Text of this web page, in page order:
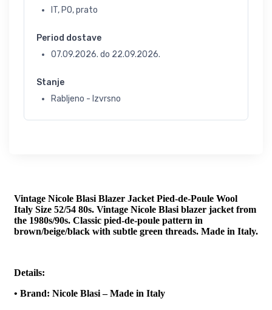
IT, PO, prato
Period dostave
07.09.2026. do 22.09.2026.
Stanje
Rabljeno - Izvrsno